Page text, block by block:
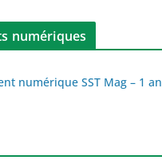
numériques
numérique SST Mag – 1 an